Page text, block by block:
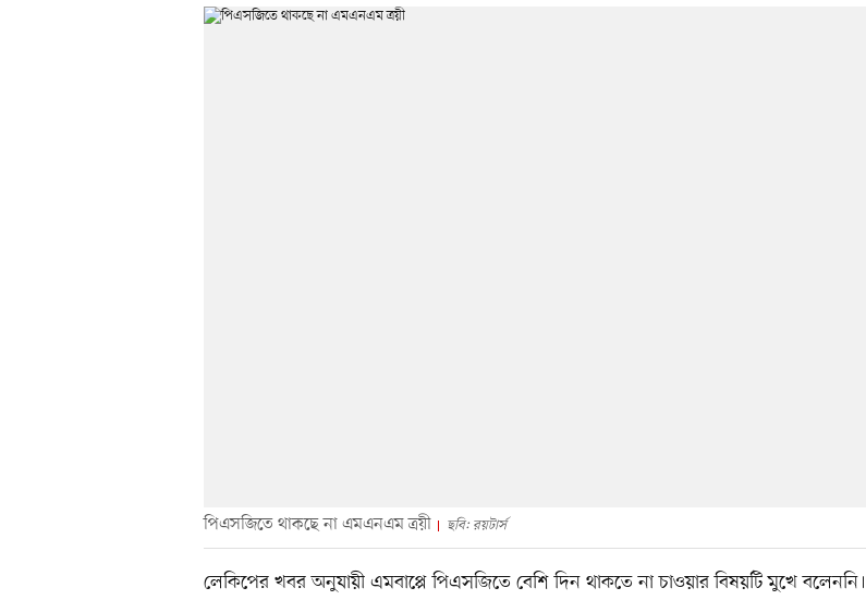
পিএসজিতে থাকছে না এমএনএম ত্রয়ী ছবি: রয়টার্স
লেকিপের খবর অনুযায়ী এমবাপ্পে পিএসজিতে বেশি দিন থাকতে না চাওয়ার বিষয়টি মুখে বলেননি।